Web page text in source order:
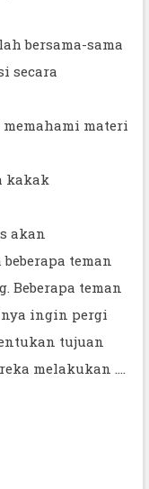
bersama-sama
secara
materi
kakak
akan
teman
Beberapa teman
ingin pergi
tujuan
melakukan ....